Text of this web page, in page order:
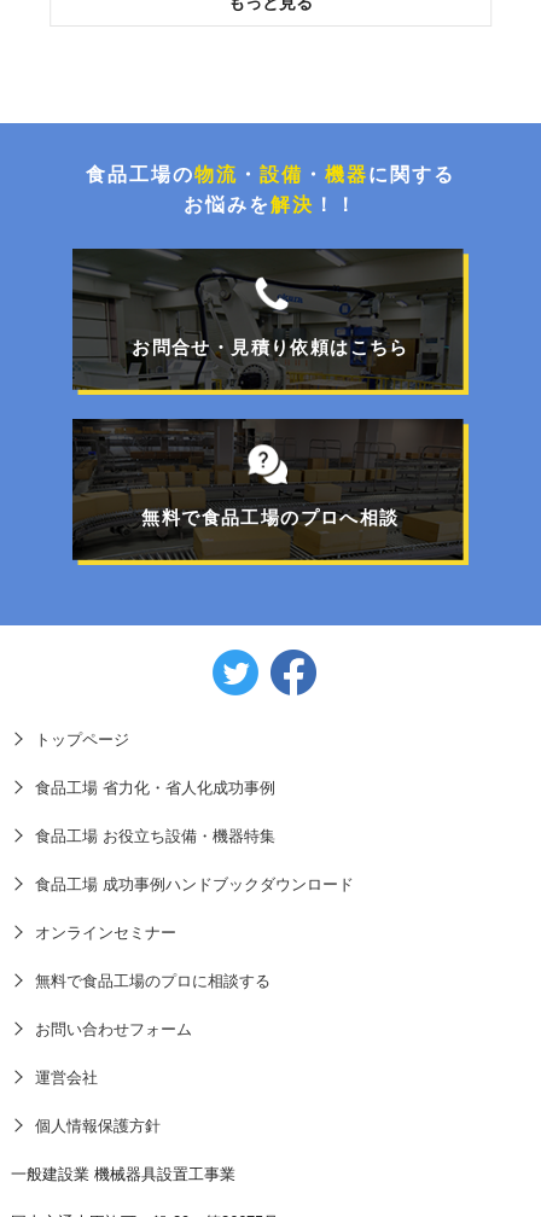
投入作業をスムーズに！高所作業をなくす粉粒体
イズグルー塗布システム
チョコ停解消と処理能力UP！封函・キの字梱包
ライン更新事例
【特集】FOOMA JAPAN 2026展示商品のご紹介
フォークリフトで移動可能！工事不要のパレット
一体型エアコン
食品工場の物流 ・ 設備 ・ 機器に関する
お悩みを解決 ！！
お問合せ・見積り依頼はこちら
無料で食品工場のプロへ相談
トップページ
食品工場 省力化・省人化成功事例
食品工場 お役立ち設備・機器特集
食品工場 成功事例ハンドブックダウンロード
オンラインセミナー
無料で食品工場のプロに相談する
お問い合わせフォーム
運営会社
個人情報保護方針
一般建設業 機械器具設置工事業